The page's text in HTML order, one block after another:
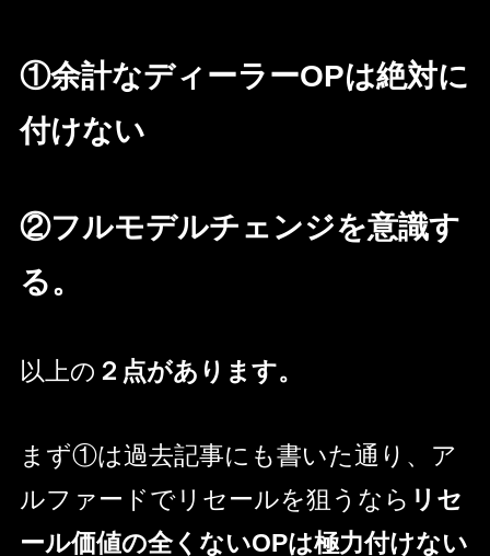
①余計なディーラーOPは絶対に
付けない
②フルモデルチェンジを意識す
る。
以上の ２点があります。
まず①は過去記事にも書いた通り、ア
ルファードでリセールを狙うなら リセ
ール価値の全くないOPは極力付けない